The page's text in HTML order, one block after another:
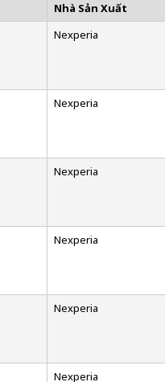
Nhà Sản Xuất
Nexperia
Nexperia
Nexperia
Nexperia
Nexperia
Nexperia